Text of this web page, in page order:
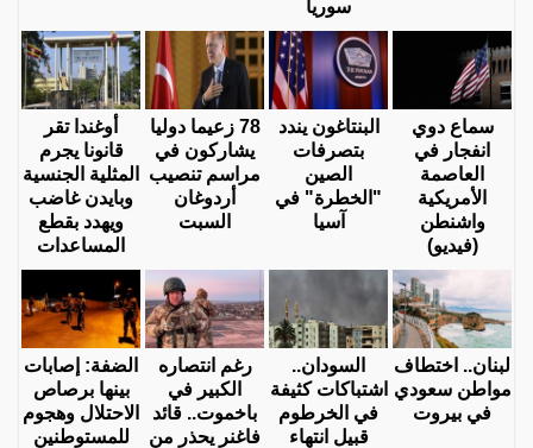
سوريا
سماع دوي
انفجار في
العاصمة
الأمريكية
واشنطن
(فيديو)
البنتاغون يندد
بتصرفات
الصين
"الخطرة" في
آسيا
78 زعيما دوليا
يشاركون في
مراسم تنصيب
أردوغان
السبت
أوغندا تقر
قانونا يجرم
المثلية الجنسية
وبايدن غاضب
ويهدد بقطع
المساعدات
لبنان.. اختطاف
مواطن سعودي
في بيروت
السودان..
اشتباكات كثيفة
في الخرطوم
قبيل انتهاء
رغم انتصاره
الكبير في
باخموت.. قائد
فاغنر يحذر من
الضفة: إصابات
بينها برصاص
الاحتلال وهجوم
للمستوطنين